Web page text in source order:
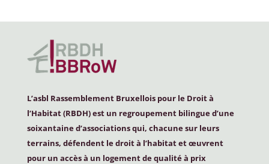
L’asbl Rassemblement Bruxellois pour le Droit à
l’Habitat (RBDH) est un regroupement bilingue d’une
soixantaine d’associations qui, chacune sur leurs
terrains, défendent le droit à l’habitat et œuvrent
pour un accès à un logement de qualité à prix